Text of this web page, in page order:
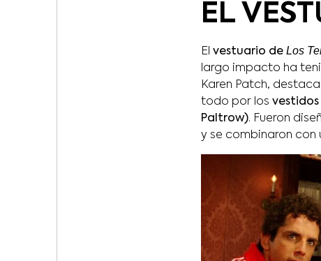
EL
El vestuario de Los
largo impacto ha
Karen Patch,
todo por los
Paltrow). Fueron
y se combinaron con